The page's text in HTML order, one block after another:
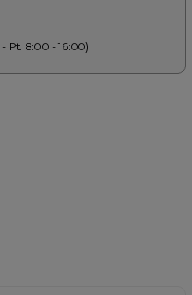
Pt. 8:00 - 16:00)